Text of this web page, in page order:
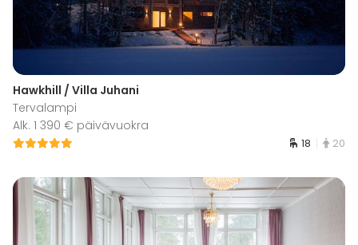
Hawkhill / Villa Juhani
Tervalampi
Alk. 1 390 € päivävuokra
18 20